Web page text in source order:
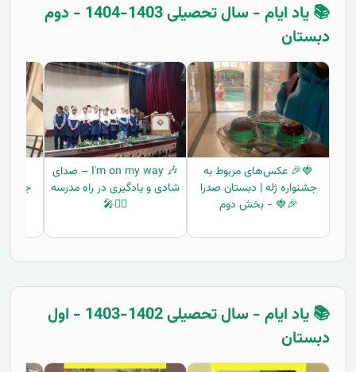
📚 یاد ایام - سال تحصیلی 1403-1404 - دوم
دبستان
🍓🎉 عکس‌های مربوط به
جشنواره ژله | دبستان صدرا
🎉🍓 - بخش دوم
🎶 I'm on my way – صدای
شادی و یادگیری در راه مدرسه
🚶‍♀️🎤
📚 یاد ایام - سال تحصیلی 1402-1403 - اول
دبستان